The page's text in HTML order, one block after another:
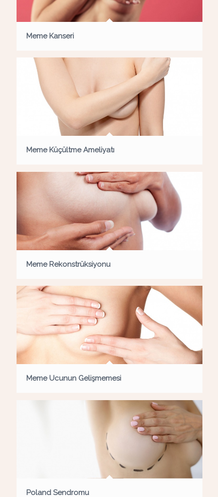
Meme Kanseri
Meme Küçültme Ameliyatı
Meme Rekonstrüksiyonu
Meme Ucunun Gelişmemesi
Poland Sendromu